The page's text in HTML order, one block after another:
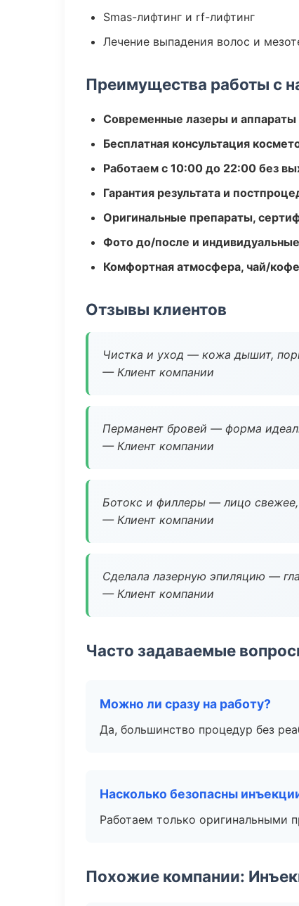
Smas-лифтинг и rf-лифтинг
Лечение выпадения волос и
Преимущества работы с
Современные лазеры и аппараты
Бесплатная консультация
Работаем с 10:00 до 22:00 без
Гарантия результата и
Оригинальные препараты,
Фото до/после и
Комфортная атмосфера, чай/
Отзывы клиентов
Чистка и уход — кожа дышит,
— Клиент компании
Перманент бровей — форма
— Клиент компании
Ботокс и филлеры — лицо свежее,
— Клиент компании
Сделала лазерную эпиляцию —
— Клиент компании
Часто задаваемые
Можно ли сразу на работу?
Да, большинство процедур без
Насколько безопасны
Работаем только оригинальными
Похожие компании: